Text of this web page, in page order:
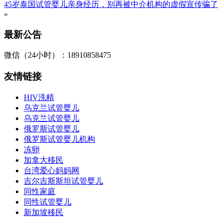
45岁泰国试管婴儿亲身经历，别再被中介机构的虚假宣传骗了
»
最新公告
微信（24小时）：18910858475
友情链接
HIV洗精
乌克兰试管婴儿
乌克兰试管婴儿
俄罗斯试管婴儿
俄罗斯试管婴儿机构
冻卵
加拿大移民
台湾爱心妈妈网
吉尔吉斯斯坦试管婴儿
同性家庭
同性试管婴儿
新加坡移民